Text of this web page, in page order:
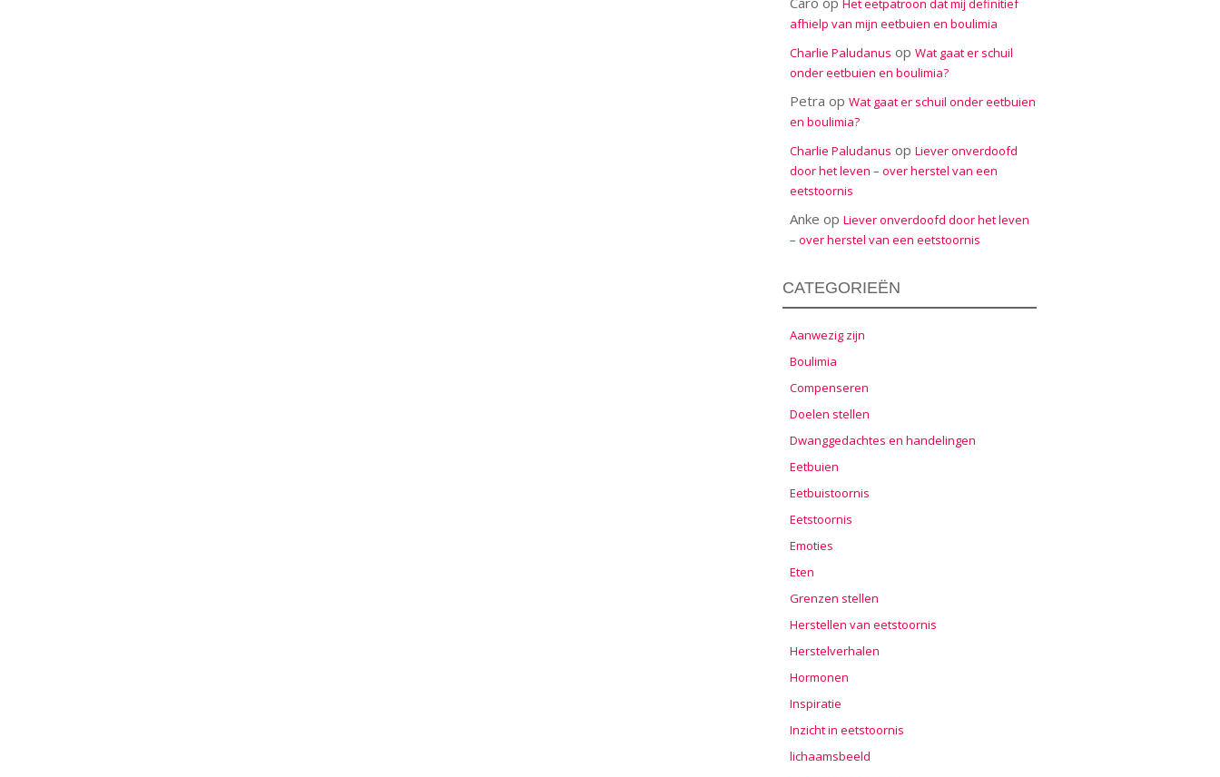
Het eetpatroon dat mij definitief
afhielp van mijn eetbuien en boulimia
Charlie Paludanus op Wat gaat er schuil
onder eetbuien en boulimia?
Petra op Wat gaat er schuil onder eetbuien
en boulimia?
Charlie Paludanus op Liever onverdoofd
door het leven – over herstel van een
eetstoornis
Anke op Liever onverdoofd door het leven
– over herstel van een eetstoornis
CATEGORIEËN
Aanwezig zijn
Boulimia
Compenseren
Doelen stellen
Dwanggedachtes en handelingen
Eetbuien
Eetbuistoornis
Eetstoornis
Emoties
Eten
Grenzen stellen
Herstellen van eetstoornis
Herstelverhalen
Hormonen
Inspiratie
Inzicht in eetstoornis
lichaamsbeeld